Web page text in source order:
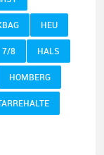
HEU
7/8 HALS
HOMBERG